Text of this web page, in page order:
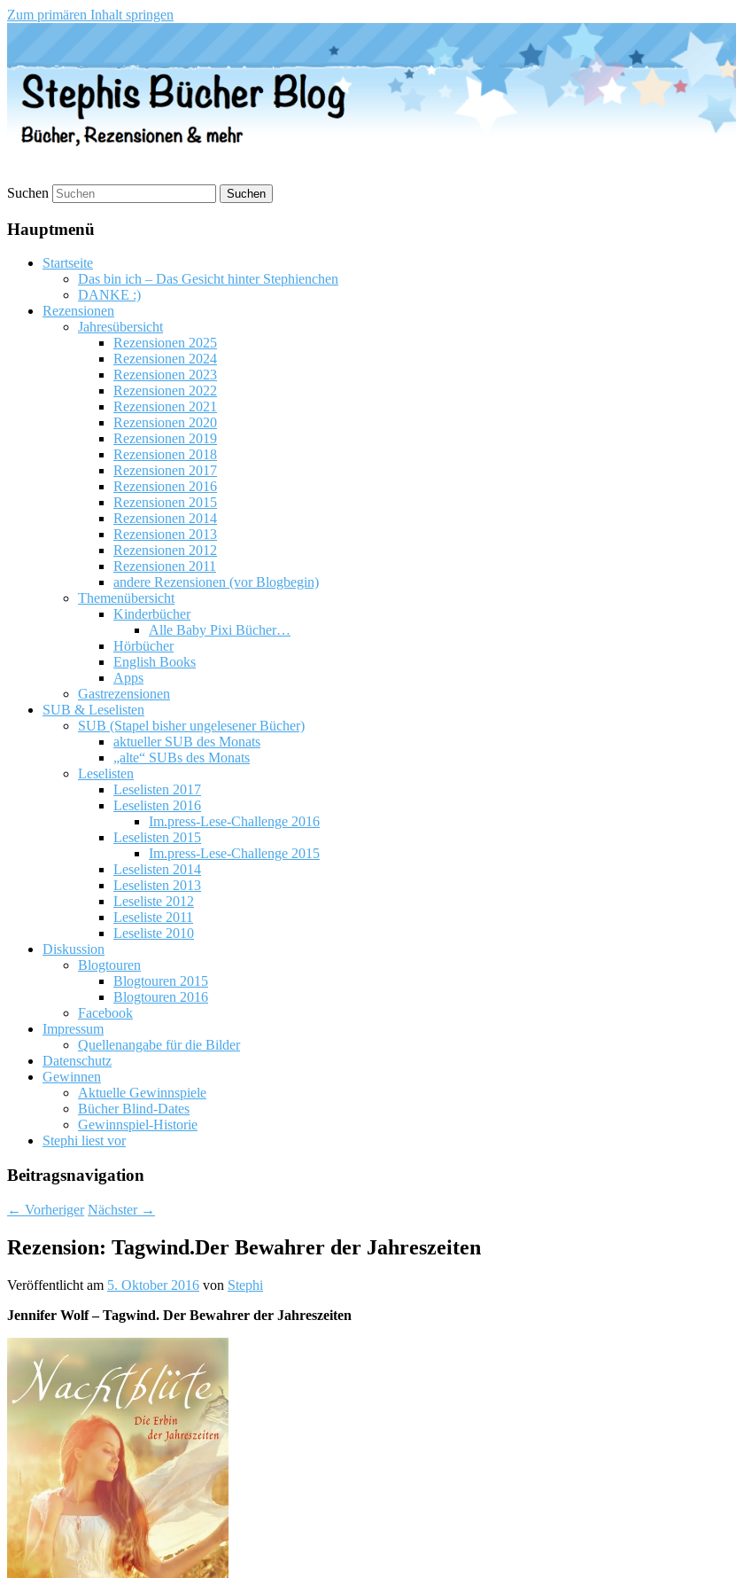
Zum primären Inhalt springen
Stephis Bücher Blog
Suchen
Hauptmenü
Startseite
Das bin ich – Das Gesicht hinter Stephienchen
DANKE :)
Rezensionen
Jahresübersicht
Rezensionen 2025
Rezensionen 2024
Rezensionen 2023
Rezensionen 2022
Rezensionen 2021
Rezensionen 2020
Rezensionen 2019
Rezensionen 2018
Rezensionen 2017
Rezensionen 2016
Rezensionen 2015
Rezensionen 2014
Rezensionen 2013
Rezensionen 2012
Rezensionen 2011
andere Rezensionen (vor Blogbegin)
Themenübersicht
Kinderbücher
Alle Baby Pixi Bücher…
Hörbücher
English Books
Apps
Gastrezensionen
SUB & Leselisten
SUB (Stapel bisher ungelesener Bücher)
aktueller SUB des Monats
„alte“ SUBs des Monats
Leselisten
Leselisten 2017
Leselisten 2016
Im.press-Lese-Challenge 2016
Leselisten 2015
Im.press-Lese-Challenge 2015
Leselisten 2014
Leselisten 2013
Leseliste 2012
Leseliste 2011
Leseliste 2010
Diskussion
Blogtouren
Blogtouren 2015
Blogtouren 2016
Facebook
Impressum
Quellenangabe für die Bilder
Datenschutz
Gewinnen
Aktuelle Gewinnspiele
Bücher Blind-Dates
Gewinnspiel-Historie
Stephi liest vor
Beitragsnavigation
← Vorheriger Nächster →
Rezension: Tagwind.Der Bewahrer der Jahreszeiten
Veröffentlicht am 5. Oktober 2016 von Stephi
Jennifer Wolf – Tagwind. Der Bewahrer der Jahreszeiten